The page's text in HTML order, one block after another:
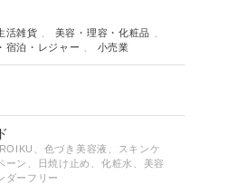
活雑貨 、 美容・理容・化粧品 、
宿泊・レジャー 、 小売業
、色づき美容液、スキンケ
ーン、日焼け止め、化粧水、美容
ダーフリー